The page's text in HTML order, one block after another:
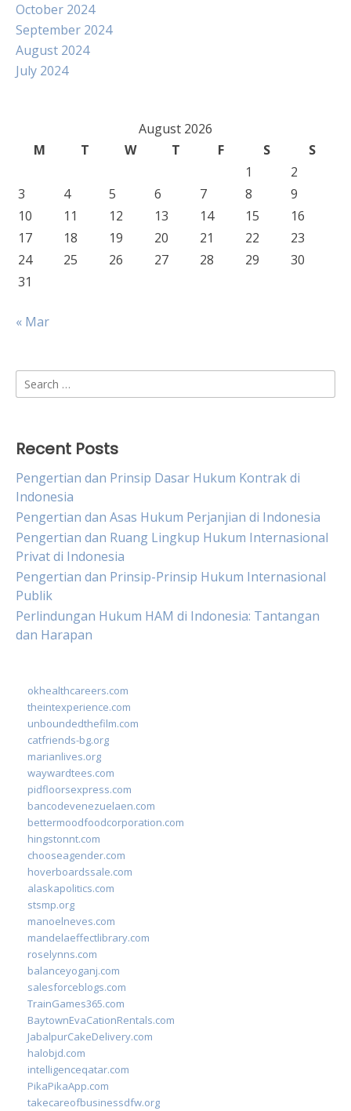
October 2024
September 2024
August 2024
July 2024
August 2026
M
T W T F S
S
1
2
3
4 5 6 7 8
9
10
11 12 13 14 15
16
17
18 19 20 21 22
23
24
25 26 27 28 29
30
31
« Mar
Search
for:
Recent Posts
Pengertian dan Prinsip Dasar Hukum Kontrak di
Indonesia
Pengertian dan Asas Hukum Perjanjian di Indonesia
Pengertian dan Ruang Lingkup Hukum Internasional
Privat di Indonesia
Pengertian dan Prinsip-Prinsip Hukum Internasional
Publik
Perlindungan Hukum HAM di Indonesia: Tantangan
dan Harapan
okhealthcareers.com
theintexperience.com
unboundedthefilm.com
catfriends-bg.org
marianlives.org
waywardtees.com
pidfloorsexpress.com
bancodevenezuelaen.com
bettermoodfoodcorporation.com
hingstonnt.com
chooseagender.com
hoverboardssale.com
alaskapolitics.com
stsmp.org
manoelneves.com
mandelaeffectlibrary.com
roselynns.com
balanceyoganj.com
salesforceblogs.com
TrainGames365.com
BaytownEvaCationRentals.com
JabalpurCakeDelivery.com
halobjd.com
intelligenceqatar.com
PikaPikaApp.com
takecareofbusinessdfw.org